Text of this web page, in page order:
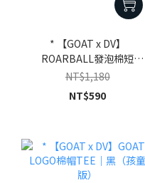
* 【GOAT x DV】
ROARBALL發泡棉短
TEE（孩童版）
NT$1,180
NT$590